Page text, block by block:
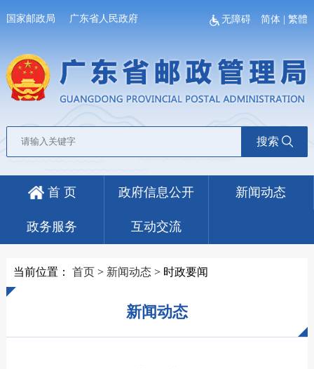
国家邮政局 广东省人民政府 无障碍 简体 |繁體
搜索
首 页 政府信息公开 新闻动态
政务服务 互动交流
当前位置： 首页> 新闻动态> 时政要闻
新闻动态